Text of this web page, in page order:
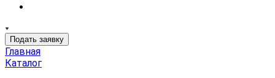
Подать заявку
Главная
Каталог